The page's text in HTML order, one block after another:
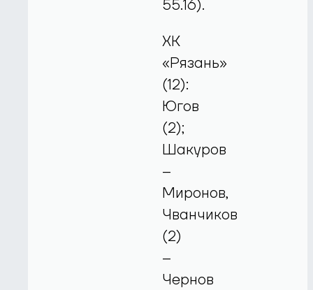
55.16).
ХК
«Рязань»
(12):
Югов
(2);
Шакуров
–
Миронов,
Чванчиков
(2)
–
Чернов